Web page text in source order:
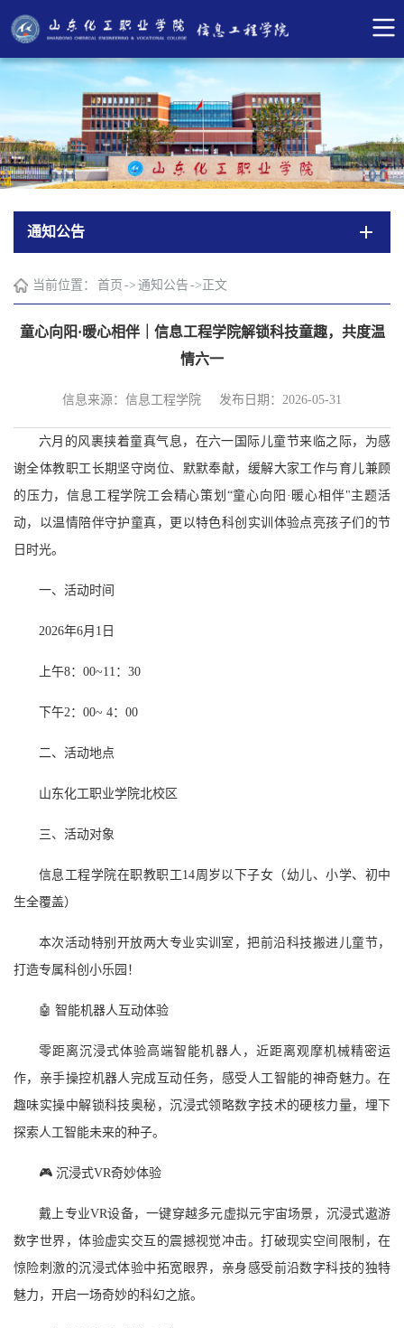
通知公告
当前位置： 首页 -> 通知公告 -> 正文
童心向阳·暖心相伴｜信息工程学院解锁科技童趣，共度温
情六一
信息来源：信息工程学院 发布日期：2026-05-31
六月的风裹挟着童真气息，在六一国际儿童节来临之际，为感
谢全体教职工长期坚守岗位、默默奉献，缓解大家工作与育儿兼顾
的压力，信息工程学院工会精心策划“童心向阳·暖心相伴"主题活
动，以温情陪伴守护童真，更以特色科创实训体验点亮孩子们的节
日时光。
一、活动时间
2026年6月1日
上午8：00~11：30
下午2：00~ 4：00
二、活动地点
山东化工职业学院北校区
三、活动对象
信息工程学院在职教职工14周岁以下子女（幼儿、小学、初中
生全覆盖）
本次活动特别开放两大专业实训室，把前沿科技搬进儿童节，
打造专属科创小乐园！
🤖 智能机器人互动体验
零距离沉浸式体验高端智能机器人，近距离观摩机械精密运
作，亲手操控机器人完成互动任务，感受人工智能的神奇魅力。在
趣味实操中解锁科技奥秘，沉浸式领略数字技术的硬核力量，埋下
探索人工智能未来的种子。
🎮 沉浸式VR奇妙体验
戴上专业VR设备，一键穿越多元虚拟元宇宙场景，沉浸式遨游
数字世界，体验虚实交互的震撼视觉冲击。打破现实空间限制，在
惊险刺激的沉浸式体验中拓宽眼界，亲身感受前沿数字科技的独特
魅力，开启一场奇妙的科幻之旅。